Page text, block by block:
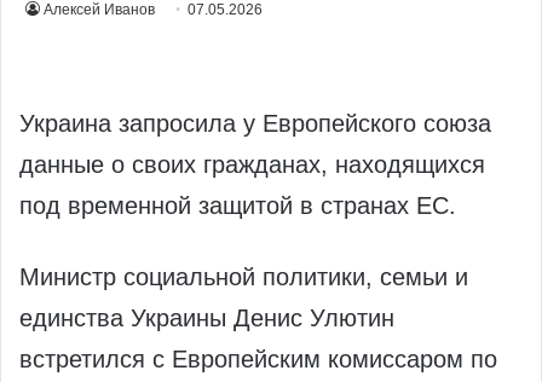
Алексей Иванов 07.05.2026
Украина запросила у Европейского союза
данные о своих гражданах, находящихся
под временной защитой в странах ЕС.
Министр социальной политики, семьи и
единства Украины Денис Улютин
встретился с Европейским комиссаром по